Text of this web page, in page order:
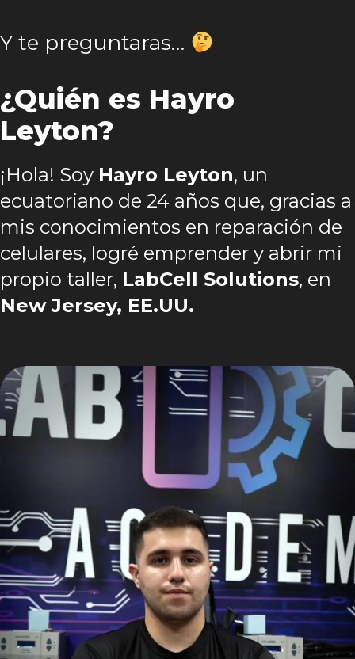
Y te preguntaras…
¿Quién es Hayro
Leyton?
¡Hola! Soy Hayro Leyton, un
ecuatoriano de 24 años que, gracias a
mis conocimientos en reparación de
celulares, logré emprender y abrir mi
propio taller, LabCell Solutions, en
New Jersey, EE.UU.